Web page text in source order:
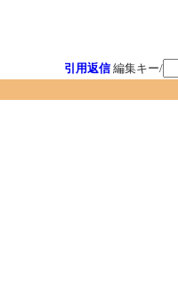
引用返信 編集キー/